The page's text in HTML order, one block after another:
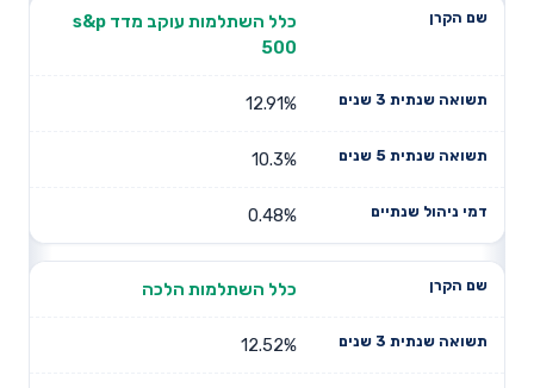
כלל השתלמות עוקב מדד s&p
500
12.91%
10.3%
0.48%
כלל השתלמות הלכה
12.52%